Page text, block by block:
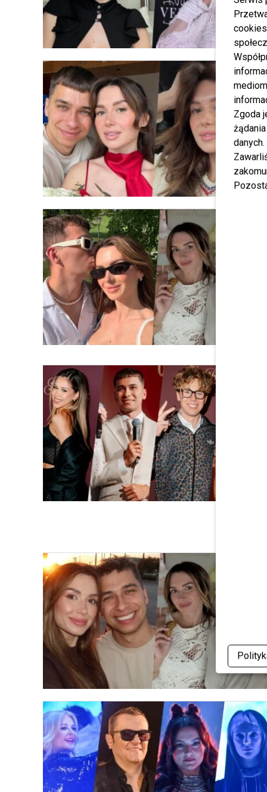
Zgoda
danych.